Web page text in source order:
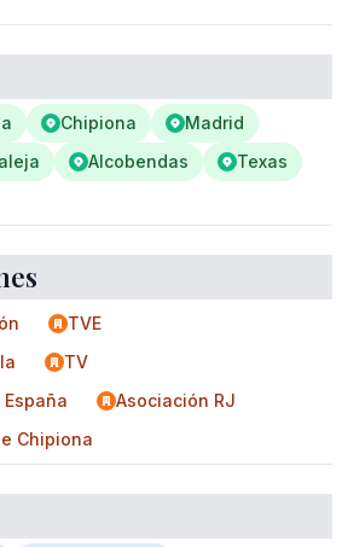
Chipiona
Madrid
Alcobendas
Texas
TVE
TV
Asociación RJ
Chipiona